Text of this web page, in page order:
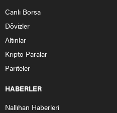
Canlı Borsa
Dövizler
Altınlar
Kripto Paralar
Pariteler
HABERLER
Nallıhan Haberleri